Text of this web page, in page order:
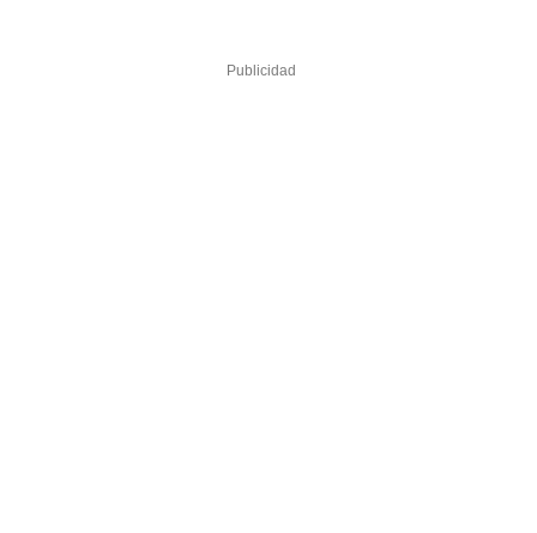
Publicidad